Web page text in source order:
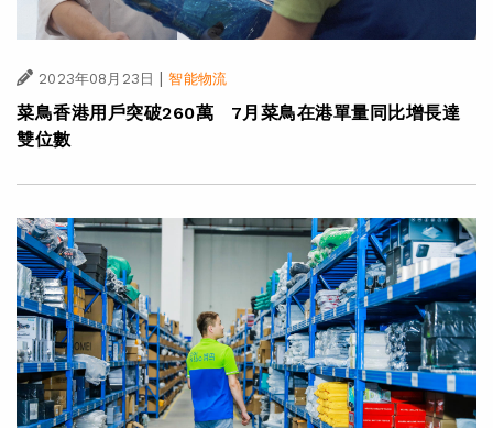
2023年08月23日 | 智能物流
菜鳥香港用戶突破260萬 7月菜鳥在港單量同比增長達
雙位數